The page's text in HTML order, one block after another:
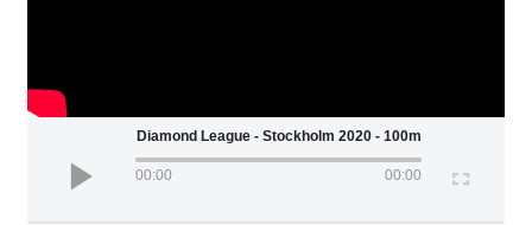
Wanda Diamond League - Stockholm 2020 - 100m
00:00 00:00